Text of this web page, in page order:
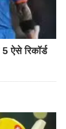
ऐसे रिकॉर्ड